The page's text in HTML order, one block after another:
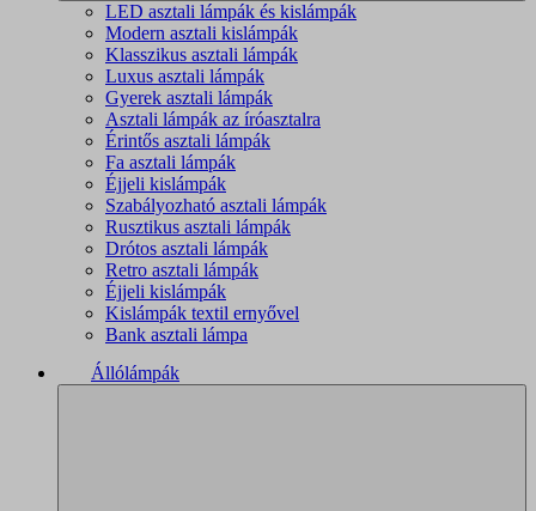
LED asztali lámpák és kislámpák
Modern asztali kislámpák
Klasszikus asztali lámpák
Luxus asztali lámpák
Gyerek asztali lámpák
Asztali lámpák az íróasztalra
Érintős asztali lámpák
Fa asztali lámpák
Éjjeli kislámpák
Szabályozható asztali lámpák
Rusztikus asztali lámpák
Drótos asztali lámpák
Retro asztali lámpák
Éjjeli kislámpák
Kislámpák textil ernyővel
Bank asztali lámpa
Állólámpák